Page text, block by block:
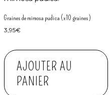
Graines de mimosa pudica (x10 graines)
3,95€
AJOUTER AU
PANIER